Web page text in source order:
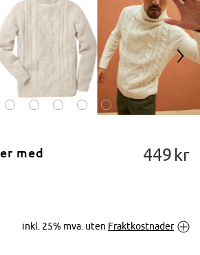
forstørre
>
med
449 kr
inkl. 25% mva. uten Fraktkostnader